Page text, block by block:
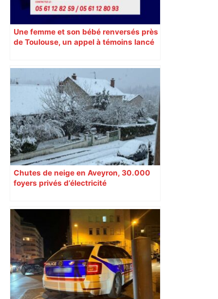
Une femme et son bébé renversés près
de Toulouse, un appel à témoins lancé
Chutes de neige en Aveyron, 30.000
foyers privés d’électricité